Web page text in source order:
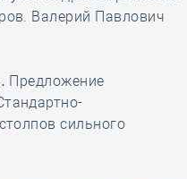
Валерий Павлович
Предложение
сильного